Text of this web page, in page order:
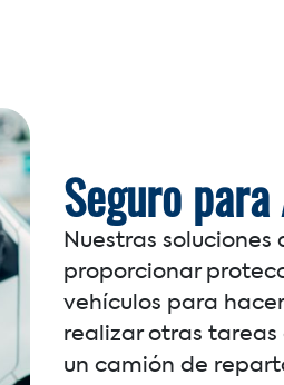
Seguro para
Nuestras
proporcionar
vehículos para
realizar otras tareas
un camión de